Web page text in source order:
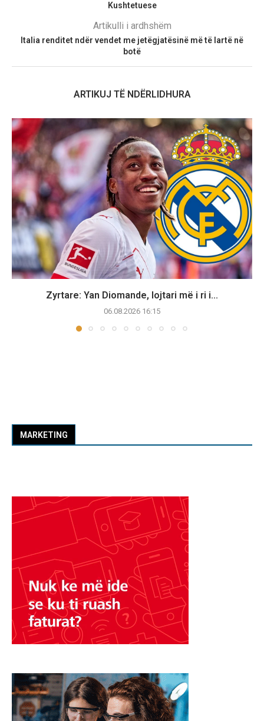
Kushtetuese
Artikulli i ardhshëm
Italia renditet ndër vendet me jetëgjatësinë më të lartë në
botë
ARTIKUJ TË NDËRLIDHURA
Zyrtare: Yan Diomande, lojtari më i ri i...
06.08.2026 16:15
MARKETING